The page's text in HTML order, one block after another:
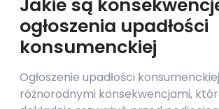
Jakie są
ogłoszenia upadłości
konsumenckiej
Ogłoszenie upadłości
różnorodnymi konsekwencjami,